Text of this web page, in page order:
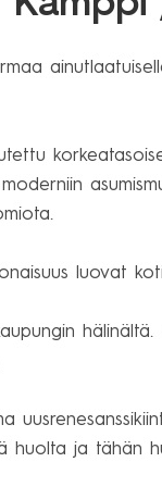
luovat
huolta ja tähän